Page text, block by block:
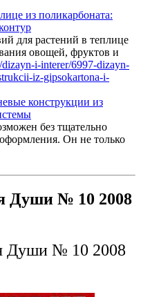
из поликарбоната:
для растений в теплице
овощей, фруктов и
конструкции из
без тщательно
Он не только
Души № 10 2008
Души № 10 2008